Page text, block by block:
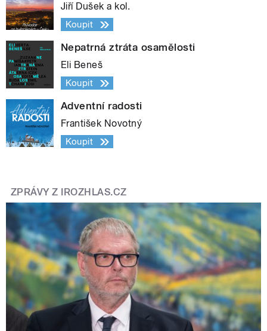
Jiří Dušek a kol.
Koupit
Nepatrná ztráta osamělosti
Eli Beneš
Koupit
Adventní radosti
František Novotný
Koupit
ZPRÁVY Z IROZHLAS.CZ